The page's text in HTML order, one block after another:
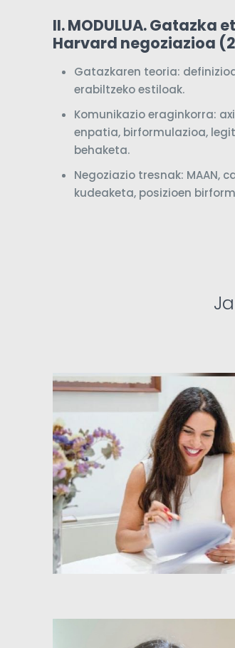
II. MODULUA.
Harvard negoziazioa
Gatazkaren teoria:
erabiltzeko estiloak.
Komunikazio eraginkorra:
enpatia, birformulazioa,
behaketa.
Negoziazio tresnak: MAAN,
kudeaketa, posizioen